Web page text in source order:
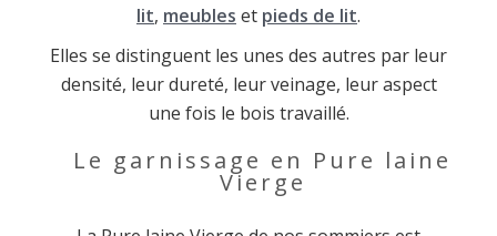
lit, meubles et pieds de lit.
Elles se distinguent les unes des autres par leur
densité, leur dureté, leur veinage, leur aspect
une fois le bois travaillé.
Le garnissage en Pure laine
Vierge